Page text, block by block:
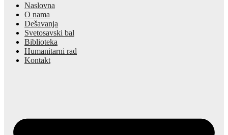
Naslovna
O nama
Dešavanja
Svetosavski bal
Biblioteka
Humanitarni rad
Kontakt